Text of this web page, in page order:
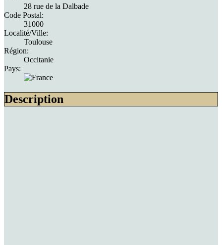
28 rue de la Dalbade
Code Postal:
31000
Localité/Ville:
Toulouse
Région:
Occitanie
Pays:
Description